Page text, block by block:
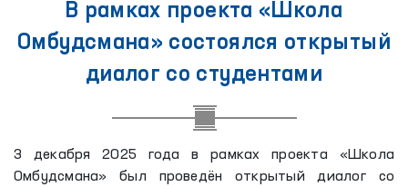
В рамках проекта «Школа
Омбудсмана» состоялся открытый
диалог со студентами
3 декабря 2025 года в рамках проекта «Школа
Омбудсмана» был проведён открытый диалог со